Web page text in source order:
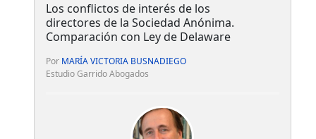
Los conflictos de interés de los
directores de la Sociedad Anónima.
Comparación con Ley de Delaware
Por MARÍA VICTORIA BUSNADIEGO
Estudio Garrido Abogados